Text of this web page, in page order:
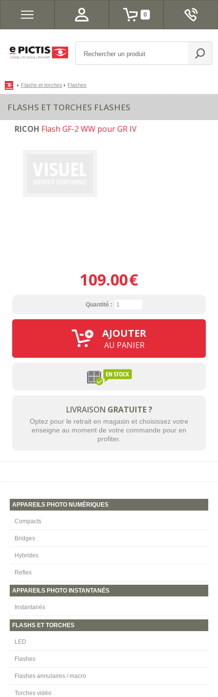
0
APPAREILS PHOTO NUMÉRIQUES
Compacts
Bridges
Hybrides
Reflex
APPAREILS PHOTO INSTANTANÉS
Instantanés
FLASHS ET TORCHES
LED
Flashes
Flashes annulaires / macro
Torches vidéo
Flashs et torches Flashes
FLASHS ET TORCHES FLASHES
RICOH Flash GF-2 WW pour GR IV
109.00€
Quantité :
AJOUTER
AU PANIER
LIVRAISON GRATUITE ?
Optez pour le retrait en magasin et choisissez votre
enseigne au moment de votre commande pour en
profiter.